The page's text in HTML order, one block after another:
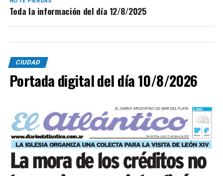
Toda la información del día 12/8/2025
CIUDAD
Portada digital del día 10/8/2026